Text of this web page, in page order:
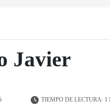
Javier
TIEMPO DE LECTURA: 1